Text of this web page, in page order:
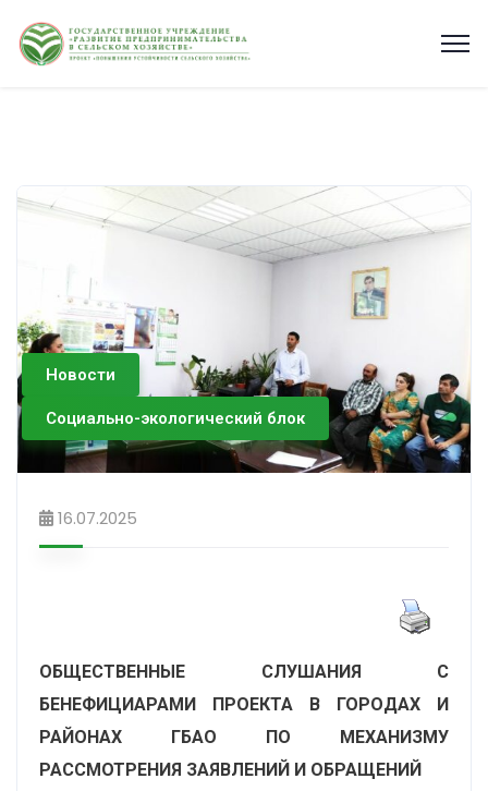
Новости
Социально-экологический блок
16.07.2025
ОБЩЕСТВЕННЫЕ СЛУШАНИЯ С
БЕНЕФИЦИАРАМИ ПРОЕКТА В ГОРОДАХ И
РАЙОНАХ ГБАО ПО МЕХАНИЗМУ
РАССМОТРЕНИЯ ЗАЯВЛЕНИЙ И ОБРАЩЕНИЙ